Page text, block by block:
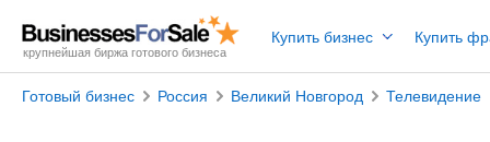
крупнейшая биржа готового бизнеса
Купить бизнес Купить
Готовый бизнес Россия Великий Новгород Телевидение